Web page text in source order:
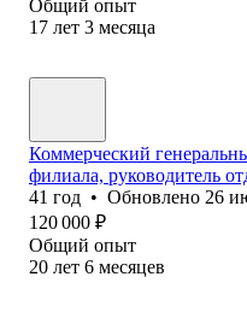
Общий опыт
17 лет 3 месяца
Коммерческий
филиала, руководитель
41 год • Обновлено 26
120 000 ₽
Общий опыт
20 лет 6 месяцев